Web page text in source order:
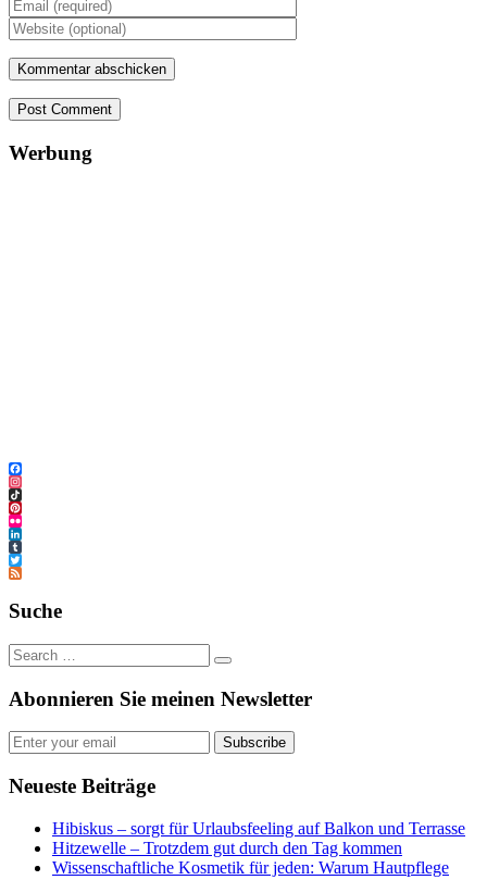
Post Comment
Werbung
Facebook
Instagram
TikTok
Pinterest
Flickr
LinkedIn
Tumblr
Twitter
Feed
Suche
Abonnieren Sie meinen Newsletter
Subscribe
Neueste Beiträge
Hibiskus – sorgt für Urlaubsfeeling auf Balkon und Terrasse
Hitzewelle – Trotzdem gut durch den Tag kommen
Wissenschaftliche Kosmetik für jeden: Warum Hautpflege